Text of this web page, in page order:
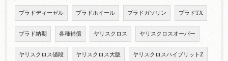
プラドディーゼル プラドホイール プラドガソリン プラドTX
プラド納期 各種補償 ヤリスクロス ヤリスクロスオーバー
ヤリスクロス値段 ヤリスクロス大阪 ヤリスクロスハイブリットZ